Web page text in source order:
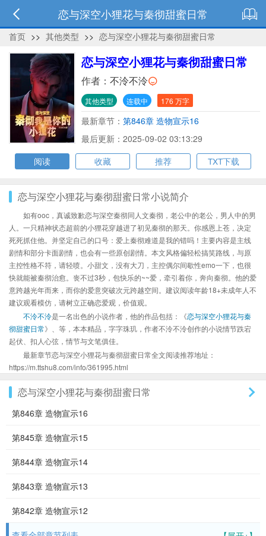
恋与深空小狸花与秦彻甜蜜日常
首页 >> 其他类型 >> 恋与深空小狸花与秦彻甜蜜日常
恋与深空小狸花与秦彻甜蜜日常
作者： 不泠不泠
其他类型 连载中 176 万字
最新章节： 第846章 造物宣示16
最后更新：2025-09-02 03:13:29
阅读
收藏 推荐 TXT下载
恋与深空小狸花与秦彻甜蜜日常小说简介
如有ooc，真诚致歉恋与深空秦彻同人文秦彻，老公中的老公，男人中的男
人。一只精神状态超前的小狸花穿越进了初见秦彻的那天。你感恩上苍，决定
死死抓住他。并坚定自己的口号：爱上秦彻难道是我的错吗！主要内容是主线
剧情和部分卡面剧情，也会有一些原创剧情。本文风格偏轻松搞笑路线，与原
主控性格不符，请轻喷。小甜文，没有大刀，主控偶尔间歇性emo一下，也很
快就能被秦彻治愈。丧不过3秒，包快乐的~~爱，牵引着你，奔向秦彻。他的爱
意跨越光年而来，而你的爱意突破次元跨越空间。建议阅读年龄18+未成年人不
建议观看模仿，请树立正确恋爱观，价值观。
不泠不泠是一名出色的小说作者，他的作品包括：《恋与深空小狸花与秦
彻甜蜜日常》、等，本本精品，字字珠玑，作者不泠不泠创作的小说情节跌宕
起伏、扣人心弦，情节与文笔俱佳。
最新章节恋与深空小狸花与秦彻甜蜜日常全文阅读推荐地址：
https://m.ttshu8.com/info/361995.html
恋与深空小狸花与秦彻甜蜜日常
第846章 造物宣示16
第845章 造物宣示15
第844章 造物宣示14
第843章 造物宣示13
第842章 造物宣示12